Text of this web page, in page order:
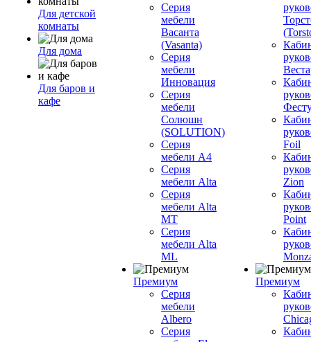
Для детской
комнаты
Для дома
Для баров и
кафе
Серия
мебели
Васанта
(Vasanta)
Серия
мебели
Инновация
Серия
мебели
Солюшн
(SOLUTION)
Серия
мебели A4
Серия
мебели Alta
Серия
мебели Alta
MT
Серия
мебели Alta
ML
Премиум
Серия
мебели
Albero
Серия
Foil
Zion
Point
Премиум